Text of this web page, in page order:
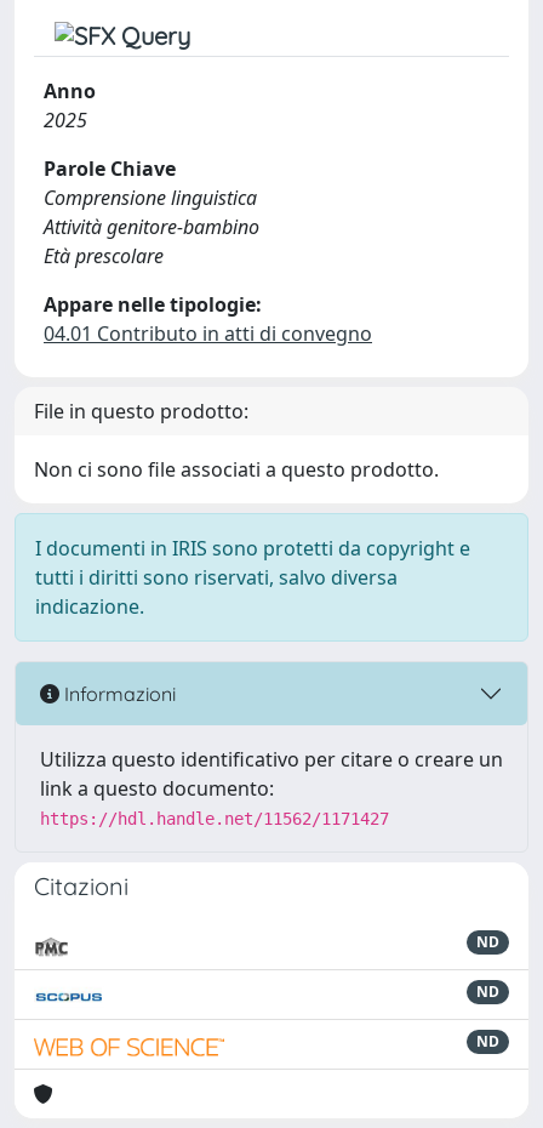
Anno
2025
Parole Chiave
Comprensione linguistica
Attività genitore-bambino
Età prescolare
Appare nelle tipologie:
04.01 Contributo in atti di convegno
File in questo prodotto:
Non ci sono file associati a questo prodotto.
I documenti in IRIS sono protetti da copyright e
tutti i diritti sono riservati, salvo diversa
indicazione.
Informazioni
Utilizza questo identificativo per citare o creare un
link a questo documento:
https://hdl.handle.net/11562/1171427
Citazioni
ND
ND
ND